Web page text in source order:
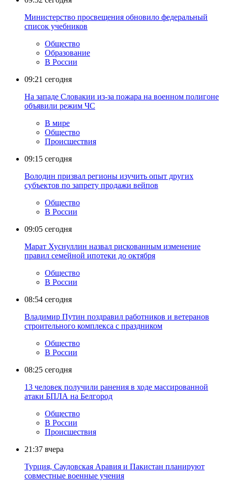
Министерство просвещения обновило федеральный
список учебников
Общество
Образование
В России
09:21 сегодня
На западе Словакии из-за пожара на военном полигоне
объявили режим ЧС
В мире
Общество
Происшествия
09:15 сегодня
Володин призвал регионы изучить опыт других
субъектов по запрету продажи вейпов
Общество
В России
09:05 сегодня
Марат Хуснуллин назвал рискованным изменение
правил семейной ипотеки до октября
Общество
В России
08:54 сегодня
Владимир Путин поздравил работников и ветеранов
строительного комплекса с праздником
Общество
В России
08:25 сегодня
13 человек получили ранения в ходе массированной
атаки БПЛА на Белгород
Общество
В России
Происшествия
21:37 вчера
Турция, Саудовская Аравия и Пакистан планируют
совместные военные учения